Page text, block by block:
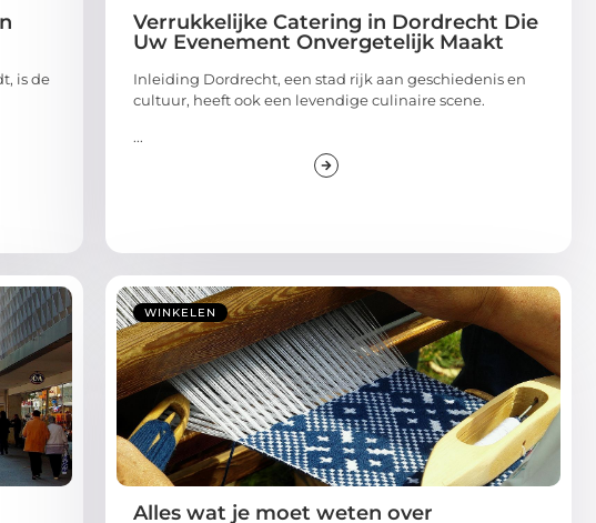
is de
Verrukkelijke Catering in Dordrecht Die
Uw Evenement Onvergetelijk Maakt
Inleiding Dordrecht, een stad rijk aan geschiedenis en
cultuur, heeft ook een levendige culinaire scene.
...
WINKELEN
Alles wat je moet weten over